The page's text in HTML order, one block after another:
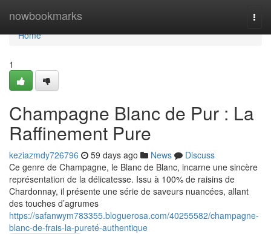
nowbookmarks
Home
Home
1
Champagne Blanc de Pur : La
Raffinement Pure
keziazmdy726796 59 days ago News
Discuss
Ce genre de Champagne, le Blanc de Blanc, incarne une sincère
représentation de la délicatesse. Issu à 100% de raisins de
Chardonnay, il présente une série de saveurs nuancées, allant
des touches d’agrumes
https://safanwym783355.bloguerosa.com/40255582/champagne-
blanc-de-frais-la-pureté-authentique